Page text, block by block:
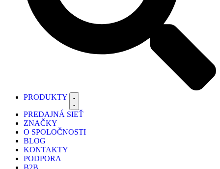
PRODUKTY
PREDAJNÁ SIEŤ
ZNAČKY
O SPOLOČNOSTI
BLOG
KONTAKTY
PODPORA
B2B